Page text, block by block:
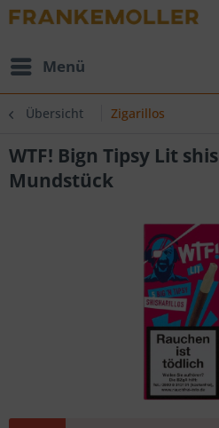
Menü
Übersicht Zigarillos
WTF! Bign Tipsy Lit
Mundstück